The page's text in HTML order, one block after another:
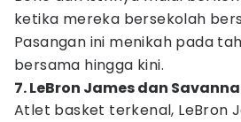
ketika mereka bersekolah
Pasangan ini menikah pada
bersama hingga kini.
7. LeBron James dan
Atlet basket terkenal, LeBron